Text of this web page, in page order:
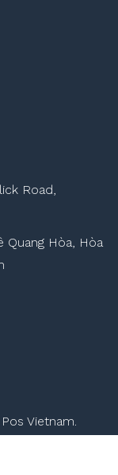
Road,
Quang Hòa, Hòa
Vietnam.